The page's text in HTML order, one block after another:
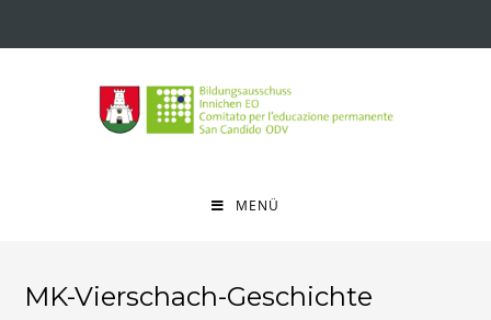
MENÜ
MK-Vierschach-Geschichte